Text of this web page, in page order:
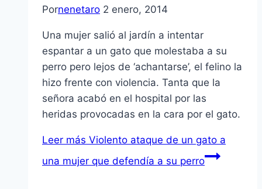
Pornenetaro 2 enero, 2014
Una mujer salió al jardín a intentar
espantar a un gato que molestaba a su
perro pero lejos de ‘achantarse’, el felino la
hizo frente con violencia. Tanta que la
señora acabó en el hospital por las
heridas provocadas en la cara por el gato.
Leer más Violento ataque de un gato a
una mujer que defendía a su perro